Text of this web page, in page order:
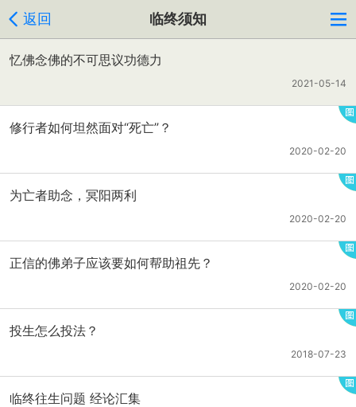
返回 临终须知
忆佛念佛的不可思议功德力
2021-05-14
修行者如何坦然面对“死亡”？
2020-02-20
为亡者助念，冥阳两利
2020-02-20
正信的佛弟子应该要如何帮助祖先？
2020-02-20
投生怎么投法？
2018-07-23
临终往生问题 经论汇集